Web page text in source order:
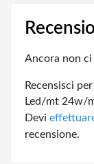
Ancora non ci
Recensisci
Led/mt 24w/
Devi
recensione.